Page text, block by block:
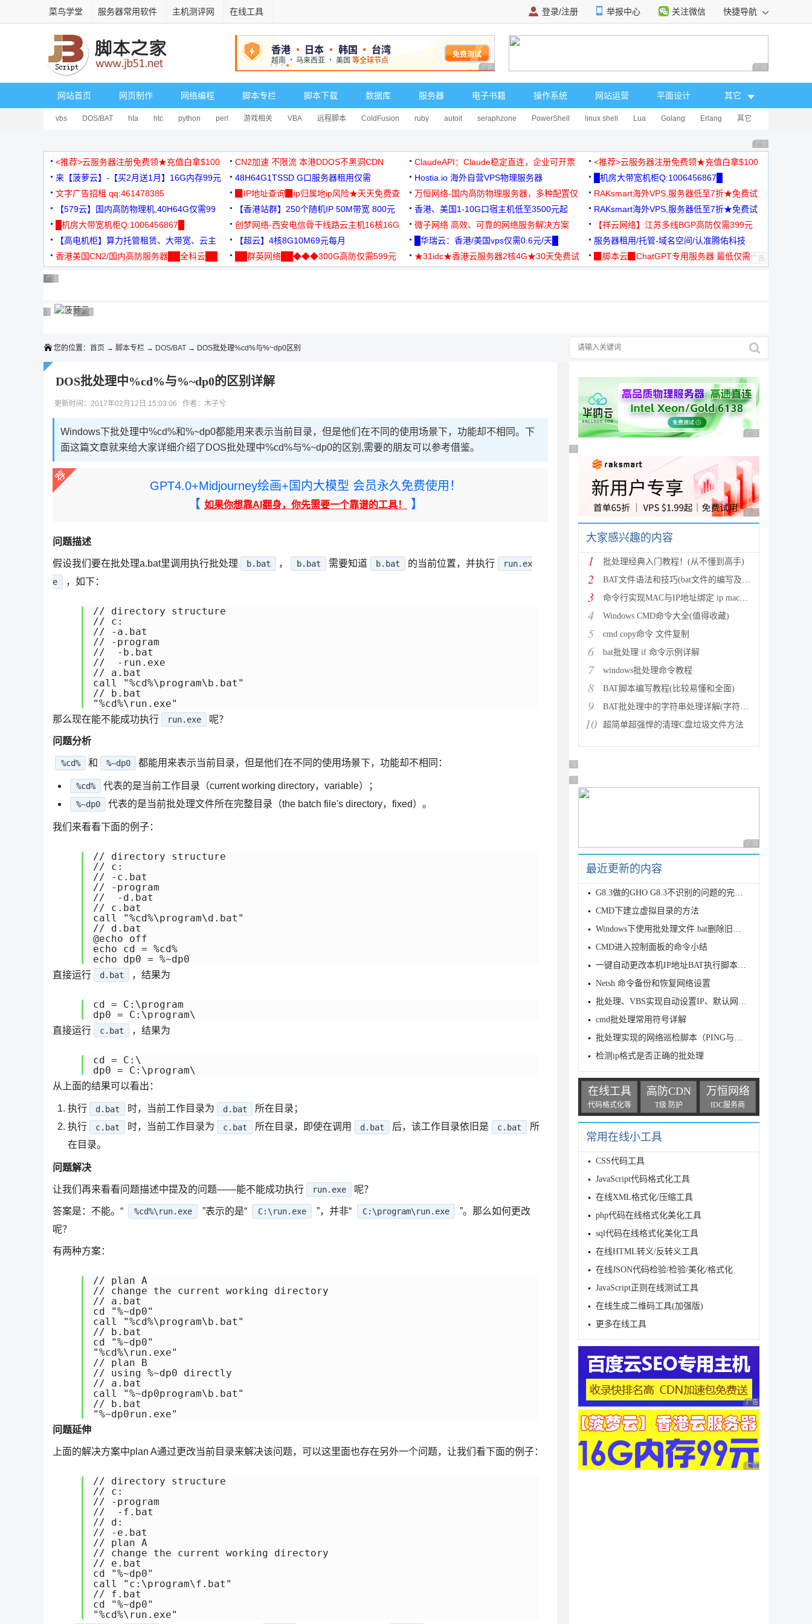
菜鸟学堂 服务器常用软件 主机测评网 在线工具 登录/注册 举报中心 关注微信 快捷导航
广告 商业广告，理性选择 广告 商业广告，理
网站首页 网页制作 网络编程 脚本专栏 脚本下载 数据库 服务器 电子书籍 操作系统 网站运营 平面设计 其它
vbs DOS/BAT hta htc python perl 游戏相关 VBA 远程脚本 ColdFusion ruby autoit seraphzone PowerShell linux shell Lua Golang Erlang 其它
广告 商业广告，理
<推荐>云服务器注册免费领★充值白拿$100 CN2加速 不限流 本港DDOS不黑洞CDN ClaudeAPI：Claude稳定直连，企业可开票
<推荐>云服务器注册免费领★充值白拿$100
来【菠萝云】-【买2月送1月】16G内存99元
48H64G1TSSD G口服务器租用仅需
3000+可免费测试
Hostia.io 海外自营VPS物理服务器
█机房大带宽机柜Q:1006456867█
文字广告招租 qq:461478385
▉IP地址查询▉ip归属地ip风险★天天免费查
万恒网络-国内高防物理服务器，多种配置仅
99元/月起
RAKsmart海外VPS,服务器低至7折★免费试
用★
【579云】国内高防物理机,40H64G仅需99
元
【香港站群】250个随机IP 50M带宽 800元 香港、美国1-10G口宿主机低至3500元起
RAKsmart海外VPS,服务器低至7折★免费试
用★
█机房大带宽机柜Q:1006456867█
创梦网络-西安电信骨干线路云主机16核16G
88元/月
微子网络 高效、可靠的网络服务解决方案
【祥云网络】江苏多线BGP高防仅需399元
【高电机柜】算力托管租赁、大带宽、云主
机
【超云】4核8G10M69元每月 █华瑞云：香港/美国vps仅需0.6元/天█
服务器租用/托管-域名空间/认准腾佑科技
香港美国CN2/国内高防服务器██全科云██
██群英网络██◆◆◆300G高防仅需599元
★31idc★香港云服务器2核4G★30天免费试
▉脚本云▉ChatGPT专用服务器 最低仅需
广告 商业广告，理性选择
广告 商业广告，理性选择
广告 商业广告，理性选择
广告 商业广告，理性选择
广告 商业广告，理性选择
广告 商业广告，理性选择
广告 商业广告，理性选择
广告 商业广告，理性选择广告 商业广告，理性选择
广告 商业广告，理性选择
您的位置： 首页 → 脚本专栏 → DOS/BAT → DOS批处理%cd%与%~dp0区别
DOS批处理中%cd%与%~dp0的区别详解
更新时间：2017年02月12日 15:03:06 作者：木子兮
Windows下批处理中%cd%和%~dp0都能用来表示当前目录，但是他们在不同的使用场景下，功能却不相同。下
面这篇文章就来给大家详细介绍了DOS批处理中%cd%与%~dp0的区别,需要的朋友可以参考借鉴。
GPT4.0+Midjourney绘画+国内大模型 会员永久免费使用！
【 如果你想靠AI翻身，你先需要一个靠谱的工具！ 】
问题描述
假设我们要在批处理a.bat里调用执行批处理 b.bat ， b.bat 需要知道 b.bat 的当前位置，并执行
run.ex
e
，如下：
// directory structure
// c:
// -a.bat
// -program
//  -b.bat
//  -run.exe
// a.bat
call "%cd%\program\b.bat"
// b.bat
"%cd%\run.exe"
那么现在能不能成功执行 run.exe 呢？
问题分析
%cd% 和 %~dp0 都能用来表示当前目录，但是他们在不同的使用场景下，功能却不相同：
%cd% 代表的是当前工作目录（current working directory，variable）；
%~dp0 代表的是当前批处理文件所在完整目录（the batch file's directory，fixed）。
我们来看看下面的例子：
// directory structure
// c:
// -c.bat
// -program
//  -d.bat
// c.bat
call "%cd%\program\d.bat"
// d.bat
@echo off
echo cd = %cd%
echo dp0 = %~dp0
直接运行 d.bat ，结果为
cd = C:\program
dp0 = C:\program\
直接运行 c.bat ，结果为
cd = C:\
dp0 = C:\program\
从上面的结果可以看出：
执行 d.bat 时，当前工作目录为 d.bat
所在目录；
执行
c.bat 时，当前工作目录为 c.bat 所在目录，即使在调用 d.bat 后，该工作目录依旧是 c.bat
所
在目录。
问题解决
让我们再来看看问题描述中提及的问题——能不能成功执行 run.exe 呢？
答案是：不能。“ %cd%\run.exe ”表示的是“ C:\run.exe ”，并非“ C:\program\run.exe
”。那么如何更改
呢？
有两种方案：
// plan A
// change the current working directory
// a.bat
cd "%~dp0"
call "%cd%\program\b.bat"
// b.bat
cd "%~dp0"
"%cd%\run.exe"
// plan B
// using %~dp0 directly
// a.bat
call "%~dp0program\b.bat"
// b.bat
"%~dp0run.exe"
问题延伸
上面的解决方案中plan A通过更改当前目录来解决该问题，可以这里面也存在另外一个问题，让我们看下面的例子：
// directory structure
// c:
// -program
//  -f.bat
// d:
// -e.bat
// plan A
// change the current working directory
// e.bat
cd "%~dp0"
call "c:\program\f.bat"
// f.bat
cd "%~dp0"
"%cd%\run.exe"
广告 商业广告，理性
广告 商业广告，理性选择
广告 商业广告，理性
大家感兴趣的内容
1 批处理经典入门教程！(从不懂到高手)
2 BAT文件语法和技巧(bat文件的编写及使用)
3 命令行实现MAC与IP地址绑定 ip mac绑定 如何绑定m
4 Windows CMD命令大全(值得收藏)
5 cmd copy命令 文件复制
6 bat批处理 if 命令示例详解
7 windows批处理命令教程
8 BAT脚本编写教程(比较易懂和全面)
9 BAT批处理中的字符串处理详解(字符串截取)
10 超简单超强悍的清理C盘垃圾文件方法
广告 商业广告，理性选择
广告 商业广告，理性选择
广告 商业广告，理性
最近更新的内容
G8.3做的GHO G8.3不识别的问题的完美解决方案！
CMD下建立虚拟目录的方法
Windows下使用批处理文件.bat删除旧文件
CMD进入控制面板的命令小结
一键自动更改本机IP地址BAT执行脚本 非常好用
Netsh 命令备份和恢复网络设置
批处理、VBS实现自动设置IP、默认网关、DNS、WINS、IE代理(全)
cmd批处理常用符号详解
批处理实现的网络巡检脚本（PING与端口扫描）
检测ip格式是否正确的批处理
在线工具
代码格式化等
高防CDN
T级 防护
万恒网络
IDC服务商
常用在线小工具
CSS代码工具
JavaScript代码格式化工具
在线XML格式化/压缩工具
php代码在线格式化美化工具
sql代码在线格式化美化工具
在线HTML转义/反转义工具
在线JSON代码检验/检验/美化/格式化
JavaScript正则在线测试工具
在线生成二维码工具(加强版)
更多在线工具
广告 商业广告，理性
广告 商业广告，理性